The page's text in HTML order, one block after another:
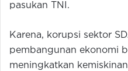
pasukan TNI.
Karena, korupsi sektor
pembangunan ekonomi
meningkatkan